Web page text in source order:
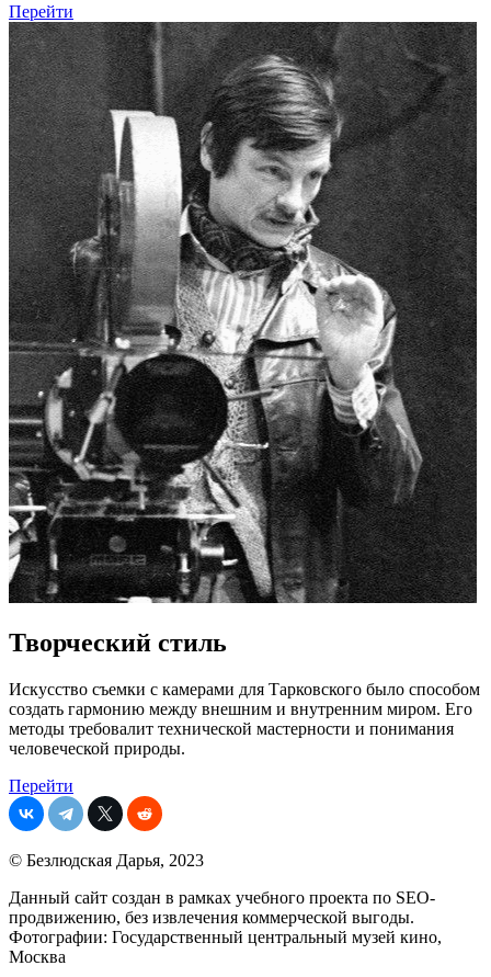
Перейти
Творческий стиль
Искусство съемки с камерами для Тарковского было способом
создать гармонию между внешним и внутренним миром. Его
методы требовалит технической мастерности и понимания
человеческой природы.
Перейти
© Безлюдская Дарья, 2023
Данный сайт создан в рамках учебного проекта по SEO-
продвижению, без извлечения коммерческой выгоды.
Фотографии: Государственный центральный музей кино,
Москва